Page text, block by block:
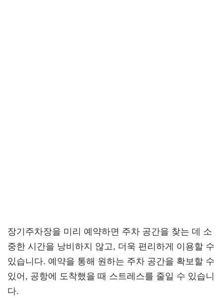
장기주차장을 미리 예약하면 주차 공간을 찾는 데 소
중한 시간을 낭비하지 않고, 더욱 편리하게 이용할 수
있습니다. 예약을 통해 원하는 주차 공간을 확보할 수
있어, 공항에 도착했을 때 스트레스를 줄일 수 있습니
다.